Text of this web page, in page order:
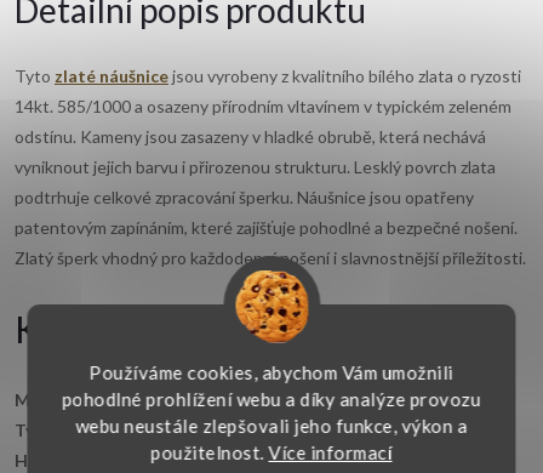
Používáme cookies, abychom Vám umožnili
pohodlné prohlížení webu a díky analýze provozu
webu neustále zlepšovali jeho funkce, výkon a
použitelnost.Více informací
Detailní popis produktu
Tyto zlaté náušnicejsou vyrobeny z kvalitního bílého zlata o ryzosti
14kt. 585/1000 a osazeny přírodním vltavínem v typickém zeleném
odstínu. Kameny jsou zasazeny v hladké obrubě, která nechává
vyniknout jejich barvu i přirozenou strukturu. Lesklý povrch zlata
podtrhuje celkové zpracování šperku. Náušnice jsou opatřeny
patentovým zapínáním, které zajišťuje pohodlné a bezpečné nošení.
Zlatý šperk vhodný pro každodenní nošení i slavnostnější příležitosti.
Klíčové vlastnosti
Materiál:bílé zlato 14kt. 585/1000
Typ:
náušnice s kameny
Hlavní kámen:
přírodní vltavín – zelený